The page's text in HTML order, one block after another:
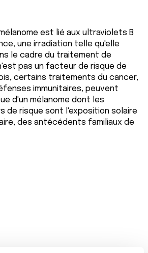
est lié aux ultraviolets B
une irradiation telle qu'elle
le cadre du traitement de
pas un facteur de risque de
certains traitements du cancer,
immunitaires, peuvent
d'un mélanome dont les
de risque sont l'exposition solaire
des antécédents familiaux de